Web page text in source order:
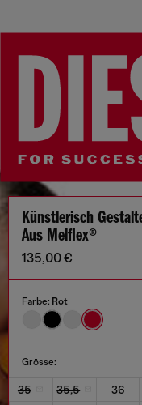
Künstlerisch
Aus Melflex®
135,00 €
Farbe: Rot
Grösse:
35 35,5 36